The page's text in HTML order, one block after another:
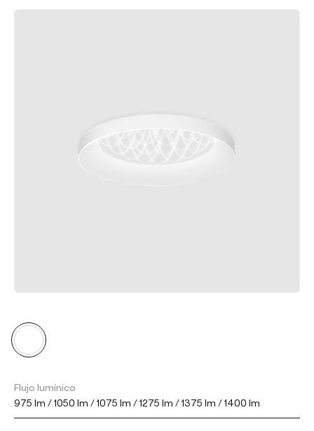
Flujo lumínico
975 lm / 1050 lm / 1075 lm / 1275 lm / 1375 lm / 1400 lm